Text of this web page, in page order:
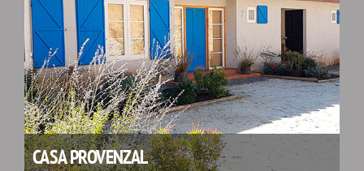
CASA PROVENZAL